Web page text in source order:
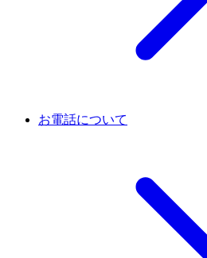
お電話について